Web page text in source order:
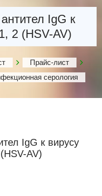
IgG к
2 (HSV-AV)
Прайс-лист
серология
IgG к вирусу
AV)